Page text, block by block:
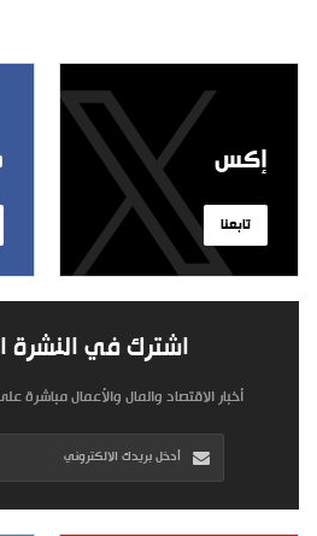
إكس
تابعنا
اشترك في النشرة
أخبار الاقتصاد والمال والأعمال مباشرة